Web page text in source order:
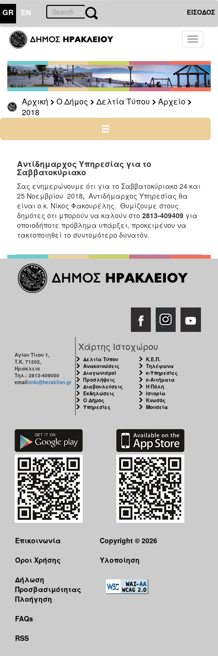
GR EN ΕΙΣΟΔΟΣ
Toggle
Αρχική Ο Δήμος Δελτία Τύπου
Αρχείο
2018
ΔΗΜΟΣ
Δελτία
Τύπου
Αρχείο
2026
2025
2022
2021
2020
2019
2018
2017
2015
2013
2012
ΑΝΘΕΚΤΙΚΗ
ΠΟΛΗ
Αντίδημαρχος Υπηρεσίας για το
Σαββατοκύριακο
Σας ενημερώνουμε ότι για το Σαββατοκύριακο 24 και
25 Νοεμβρίου 2018, Αντιδήμαρχος Υπηρεσίας θα
είναι ο κ. Νίκος Φακουρέλης. Θυμίζουμε στους
δημότες οτι μπορούν να καλούν στο 2813-409409 για
οποιοδήποτε πρόβλημα υπάρξει, προκειμένου να
τακτοποιηθεί το συντομότερο δυνατόν.
Αγίου Τίτου 1,
Τ.Κ. 71202,
Ηράκλειο
Τηλ.: 2813-409000
email:info@heraklion.gr
Χάρτης Ιστοχώρου
Δελτία Τύπου
Ανακοινώσεις
Διαγωνισμοί
Προσλήψεις
Διαβουλεύσεις
Εκδηλώσεις
Ο Δήμος
Υπηρεσίες
Κ.Ε.Π.
Τηλέφωνα
e-Υπηρεσίες
e-Αιτήματα
Η Πόλη
Ιστορία
Κνωσός
Μουσεία
Επικοινωνία
Όροι Χρήσης
Δήλωση
Προσβασιμότητας
Πλοήγηση
FAQs
RSS
Copyright © 2026
Υλοποίηση